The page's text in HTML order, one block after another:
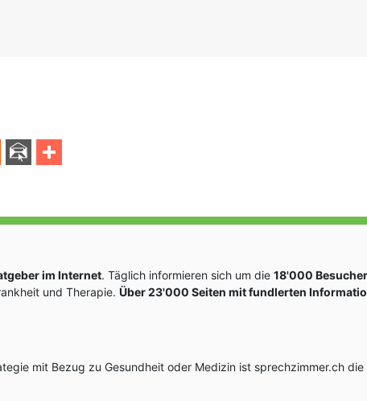
im Internet. Täglich informieren sich um die 18'000 Besucher
und Therapie. Über 23'000 Seiten mit fundlerten
mit Bezug zu Gesundheit oder Medizin ist sprechzimmer.ch die